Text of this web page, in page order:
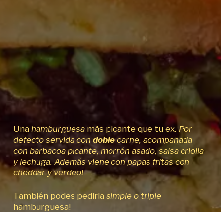
Una hamburguesa más picante que tu ex. Por
defecto servida condoblecarne, acompañada
con barbacoa picante, morrón asado, salsa criolla
y lechuga. Además viene con papas fritas con
cheddar y verdeo!
También podes pedirla simple o triple
hamburguesa!